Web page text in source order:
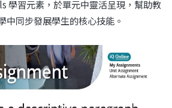
學習元素，於單元中靈活呈現，幫助教
中同步發展學生的核心技能。